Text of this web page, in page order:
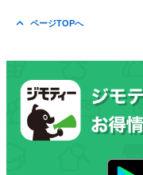
ページTOPへ